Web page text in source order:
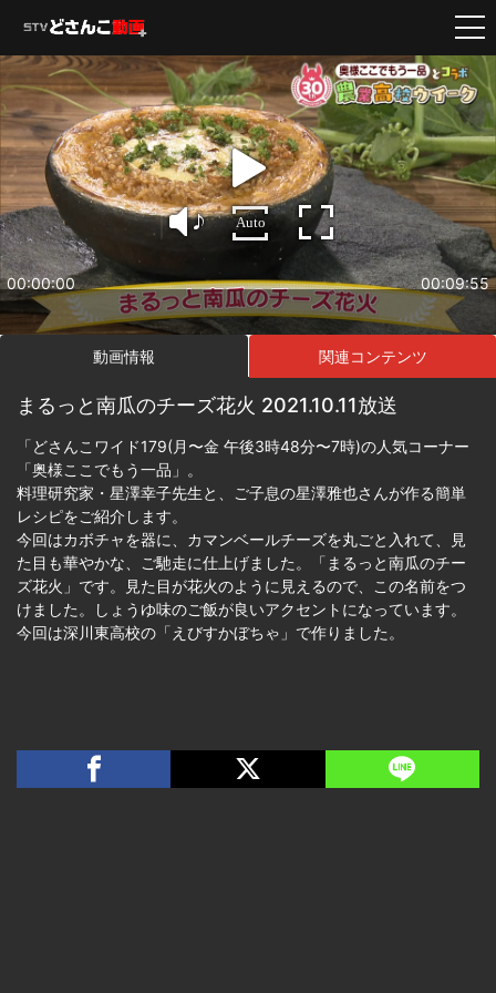
00:00:00 00:09:55
Auto
動画情報 関連コンテンツ
まるっと南瓜のチーズ花火 2021.10.11放送
「どさんこワイド179(月〜金 午後3時48分〜7時)の人気コーナー
「奥様ここでもう一品」。
料理研究家・星澤幸子先生と、ご子息の星澤雅也さんが作る簡単
レシピをご紹介します。
今回はカボチャを器に、カマンベールチーズを丸ごと入れて、見
た目も華やかな、ご馳走に仕上げました。「まるっと南瓜のチー
ズ花火」です。見た目が花火のように見えるので、この名前をつ
けました。しょうゆ味のご飯が良いアクセントになっています。
今回は深川東高校の「えびすかぼちゃ」で作りました。